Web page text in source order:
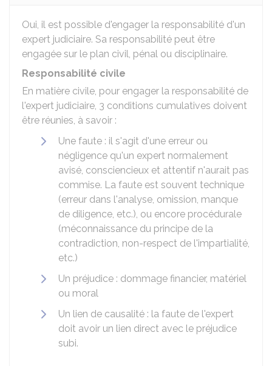
Oui, il est possible d'engager la responsabilité d'un
expert judiciaire. Sa responsabilité peut être
engagée sur le plan civil, pénal ou disciplinaire.
Responsabilité civile
En matière civile, pour engager la responsabilité de
l'expert judiciaire, 3 conditions cumulatives doivent
être réunies, à savoir :
Une faute : il s'agit d'une erreur ou
négligence qu'un expert normalement
avisé, consciencieux et attentif n'aurait pas
commise. La faute est souvent technique
(erreur dans l'analyse, omission, manque
de diligence, etc.), ou encore procédurale
(méconnaissance du principe de la
contradiction, non-respect de l'impartialité,
etc.)
Un préjudice : dommage financier, matériel
ou moral
Un lien de causalité : la faute de l'expert
doit avoir un lien direct avec le préjudice
subi.